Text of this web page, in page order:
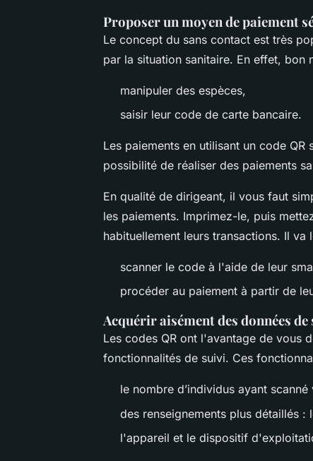
Proposer un moyen de paiement
Le concept du sans contact est très
par la situation sanitaire. En effet, bon
manipuler des espèces,
saisir leur code de carte bancaire.
Les paiements en utilisant un code
possibilité de réaliser des paiements
En qualité de dirigeant, il vous faut
les paiements. Imprimez-le, puis
habituellement leurs transactions. Il va
scanner le code à l'aide de leur
procéder au paiement à partir de
Acquérir aisément des données
Les codes QR ont l'avantage de vous
fonctionnalités de suivi. Ces
le nombre d’individus ayant
des renseignements plus détaillés
l'appareil et le dispositif